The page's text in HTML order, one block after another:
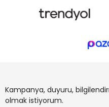
Kampanya, duyuru,
olmak istiyorum.